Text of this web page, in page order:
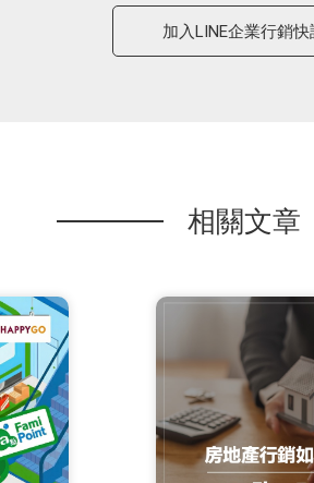
加入LINE企業行銷快
相關文章